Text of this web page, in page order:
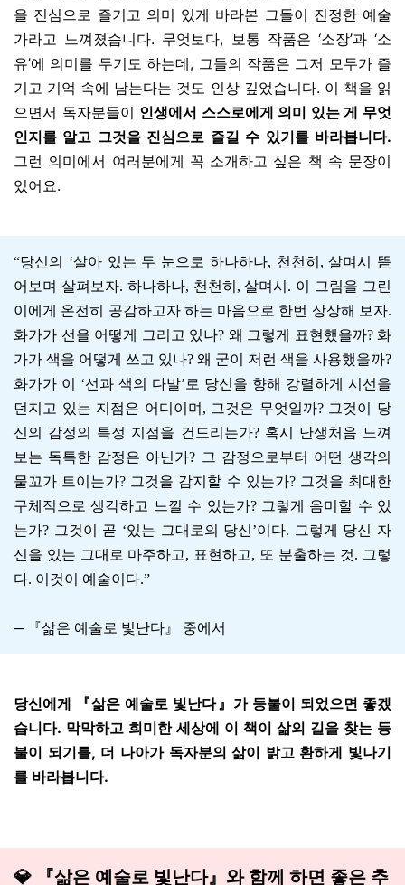
을 진심으로 즐기고 의미 있게 바라본 그들이 진정한 예술
가라고 느껴졌습니다. 무엇보다, 보통 작품은 ‘소장’과 ‘소
유’에 의미를 두기도 하는데, 그들의 작품은 그저 모두가 즐
기고 기억 속에 남는다는 것도 인상 깊었습니다. 이 책을 읽
으면서 독자분들이 인생에서 스스로에게 의미 있는 게 무엇
인지를 알고 그것을 진심으로 즐길 수 있기를 바라봅니다.
그런 의미에서 여러분에게 꼭 소개하고 싶은 책 속 문장이
있어요.
“당신의 ‘살아 있는 두 눈으로 하나하나, 천천히, 살며시 뜯
어보며 살펴보자. 하나하나, 천천히, 살며시. 이 그림을 그린
이에게 온전히 공감하고자 하는 마음으로 한번 상상해 보자.
화가가 선을 어떻게 그리고 있나? 왜 그렇게 표현했을까? 화
가가 색을 어떻게 쓰고 있나? 왜 굳이 저런 색을 사용했을까?
화가가 이 ‘선과 색의 다발’로 당신을 향해 강렬하게 시선을
던지고 있는 지점은 어디이며, 그것은 무엇일까? 그것이 당
신의 감정의 특정 지점을 건드리는가? 혹시 난생처음 느껴
보는 독특한 감정은 아닌가? 그 감정으로부터 어떤 생각의
물꼬가 트이는가? 그것을 감지할 수 있는가? 그것을 최대한
구체적으로 생각하고 느낄 수 있는가? 그렇게 음미할 수 있
는가? 그것이 곧 ‘있는 그대로의 당신’이다. 그렇게 당신 자
신을 있는 그대로 마주하고, 표현하고, 또 분출하는 것. 그렇
다. 이것이 예술이다.”
─ 『삶은 예술로 빛난다』 중에서
당신에게 『삶은 예술로 빛난다』가 등불이 되었으면 좋겠
습니다. 막막하고 희미한 세상에 이 책이 삶의 길을 찾는 등
불이 되기를, 더 나아가 독자분의 삶이 밝고 환하게 빛나기
를 바라봅니다.
💎 『삶은 예술로 빛난다』와 함께 하면 좋은 추